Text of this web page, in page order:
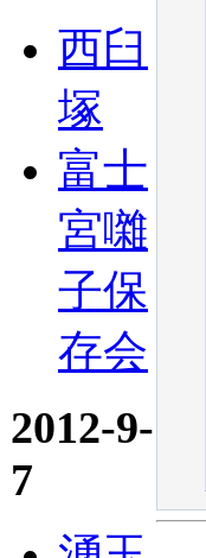
西臼
塚
富士
宮囃
子保
存会
2012-9-
7